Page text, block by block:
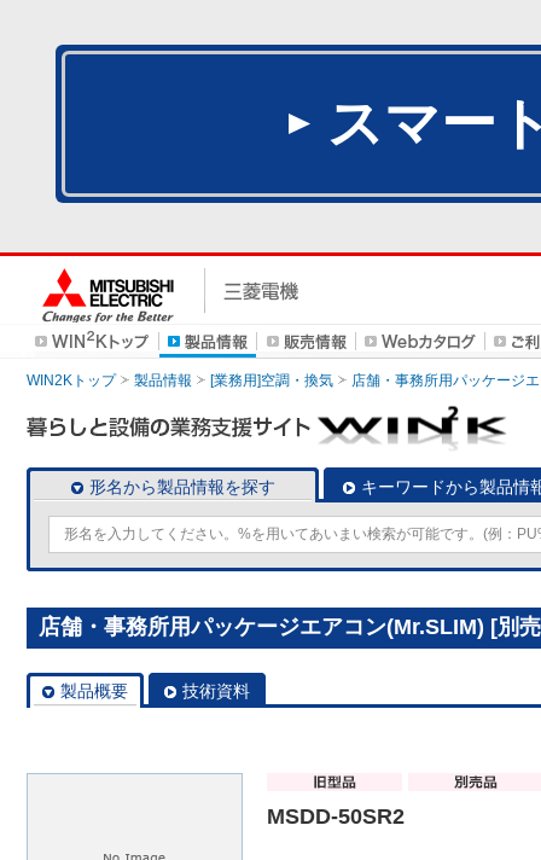
スマー
WIN2Kトップ 製品情報 [業務用]空調・換気 店舗・事務所用パッケージ
形名から製品情報を探す キーワードから製品情
店舗・事務所用パッケージエアコン(Mr.SLIM) [別
製品概要 技術資料
MSDD-50SR2